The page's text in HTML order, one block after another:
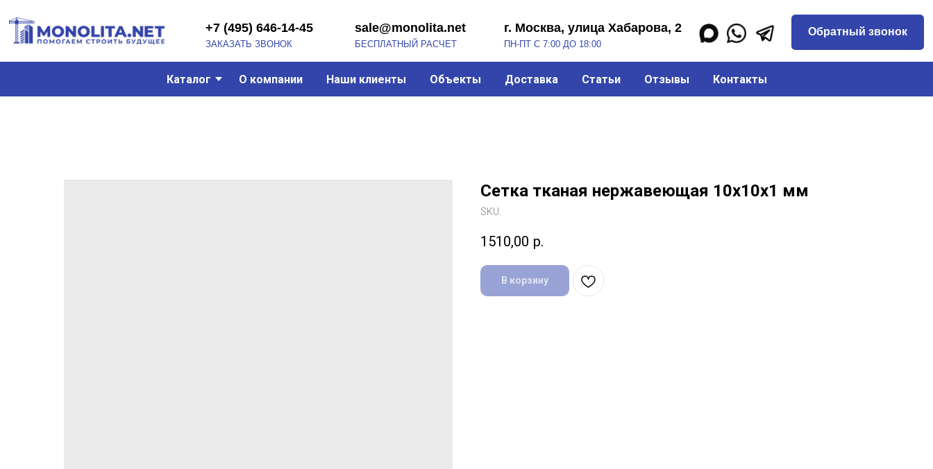
г. Москва, улица Хабарова, 2 Обратный звонок
ПН-ПТ С 7:00 ДО 18:00
+7 (495) 646-14-45
ЗАКАЗАТЬ ЗВОНОК БЕСПЛАТНЫЙ РАСЧЕТ
sale@monolita.net
Каталог О компании Наши клиенты Объекты Доставка Статьи Отзывы Контакты
Сетка тканая нержавеющая 10х10х1 мм
SKU:
1510,00 р.
В корзину